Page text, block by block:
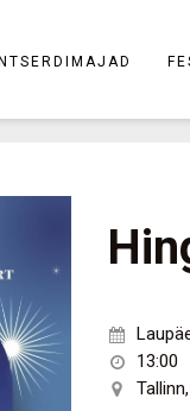
13:00
Tallinn,